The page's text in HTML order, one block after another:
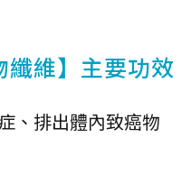
維】主要功效
、排出體內致癌物